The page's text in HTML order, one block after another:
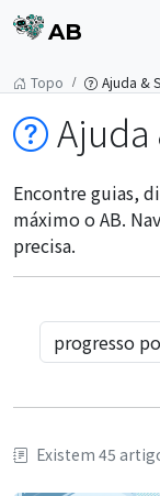
AB
Topo Ajuda &
Ajuda
Encontre guias,
máximo o AB.
precisa.
Existem 45